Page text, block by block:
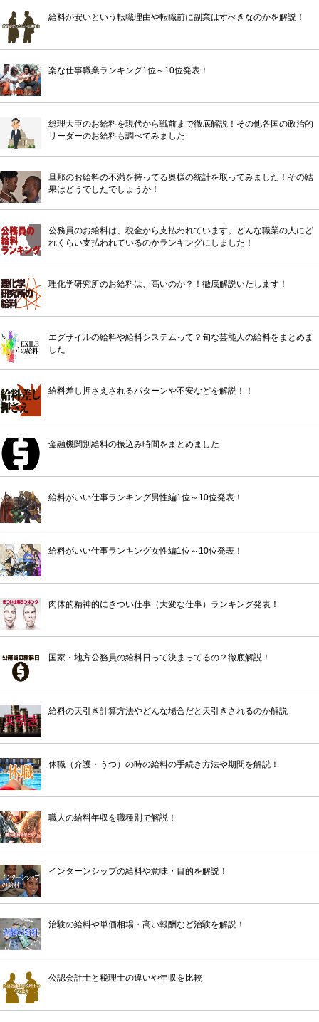
給料が安いという転職理由や転職前に副業はすべきなのかを解説！
楽な仕事職業ランキング1位～10位発表！
総理大臣のお給料を現代から戦前まで徹底解説！その他各国の政治的
リーダーのお給料も調べてみました
旦那のお給料の不満を持ってる奥様の統計を取ってみました！その結
果はどうでしたでしょうか！
公務員のお給料は、税金から支払われています。どんな職業の人にど
れくらい支払われているのかランキングにしました！
理化学研究所のお給料は、高いのか？！徹底解説いたします！
エグザイルの給料や給料システムって？旬な芸能人の給料をまとめま
した
給料差し押さえされるパターンや不安などを解説！！
金融機関別給料の振込み時間をまとめました
給料がいい仕事ランキング男性編1位～10位発表！
給料がいい仕事ランキング女性編1位～10位発表！
肉体的精神的にきつい仕事（大変な仕事）ランキング発表！
国家・地方公務員の給料日って決まってるの？徹底解説！
給料の天引き計算方法やどんな場合だと天引きされるのか解説
休職（介護・うつ）の時の給料の手続き方法や期間を解説！
職人の給料年収を職種別で解説！
インターンシップの給料や意味・目的を解説！
治験の給料や単価相場・高い報酬など治験を解説！
公認会計士と税理士の違いや年収を比較